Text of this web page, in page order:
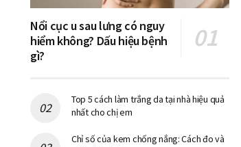
Nổi cục u sau lưng có nguy
hiểm không? Dấu hiệu bệnh
gì?
Top 5 cách làm trắng da tại nhà hiệu quả
nhất cho chị em
Chỉ số của kem chống nắng: Cách đo và